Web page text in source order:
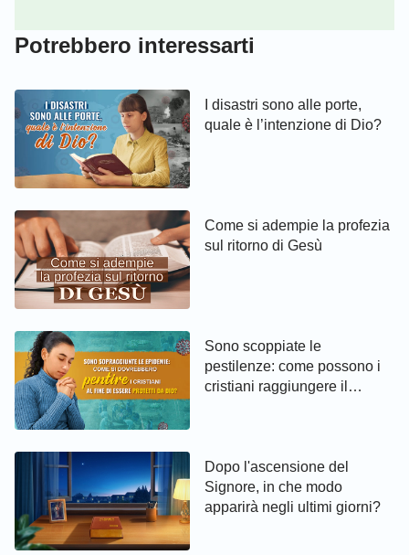
Potrebbero interessarti
I disastri sono alle porte,
quale è l’intenzione di Dio?
Come si adempie la profezia
sul ritorno di Gesù
Sono scoppiate le
pestilenze: come possono i
cristiani raggiungere il
Dopo l'ascensione del
Signore, in che modo
apparirà negli ultimi giorni?